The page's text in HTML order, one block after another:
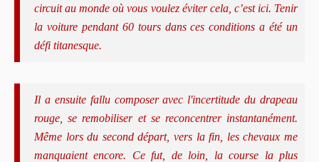
circuit au monde où vous voulez éviter cela, c’est ici. Tenir
la voiture pendant 60 tours dans ces conditions a été un
défi titanesque.
Il a ensuite fallu composer avec l'incertitude du drapeau
rouge, se remobiliser et se reconcentrer instantanément.
Même lors du second départ, vers la fin, les chevaux me
manquaient encore. Ce fut, de loin, la course la plus